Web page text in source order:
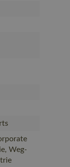
Weg-